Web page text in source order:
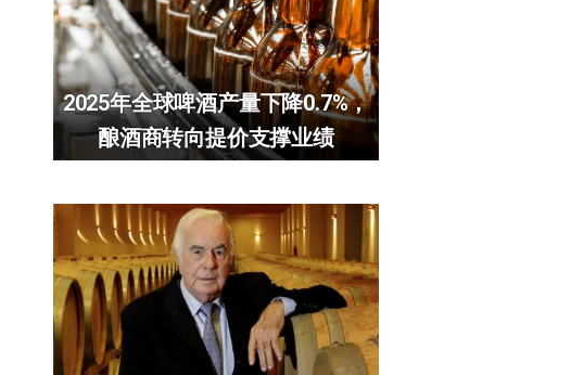
2025年全球啤酒产量下降0.7%，
酿酒商转向提价支撑业绩